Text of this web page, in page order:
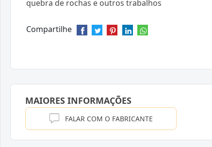
quebra de rochas e outros trabalhos
Compartilhe
MAIORES INFORMAÇÕES
FALAR COM O FABRICANTE